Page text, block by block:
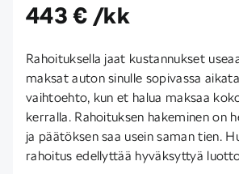
443 € /kk
Rahoituksella jaat kustannukset
maksat auton sinulle sopivassa
vaihtoehto, kun et halua maksaa
kerralla. Rahoituksen hakeminen on
ja päätöksen saa usein saman tien.
rahoitus edellyttää hyväksyttyä